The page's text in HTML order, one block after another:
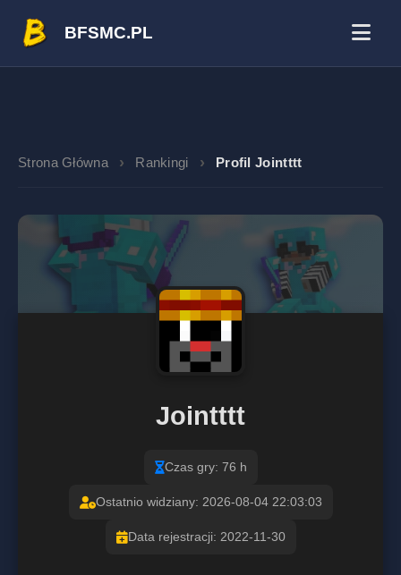
BFSMC.PL
Strona Główna Rankingi Profil Jointttt
Jointttt
Czas gry: 76 h
Ostatnio widziany: 2026-08-04 22:03:03
Data rejestracji: 2022-11-30